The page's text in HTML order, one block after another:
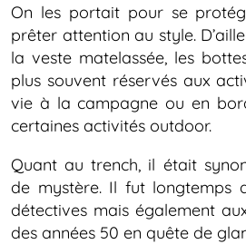
On les portait pour se
prêter attention au style.
la veste matelassée, les
plus souvent réservés aux
vie à la campagne ou en
certaines activités outdoor.
Quant au trench, il était
de mystère. Il fut longtemps
détectives mais également
des années 50 en quête de